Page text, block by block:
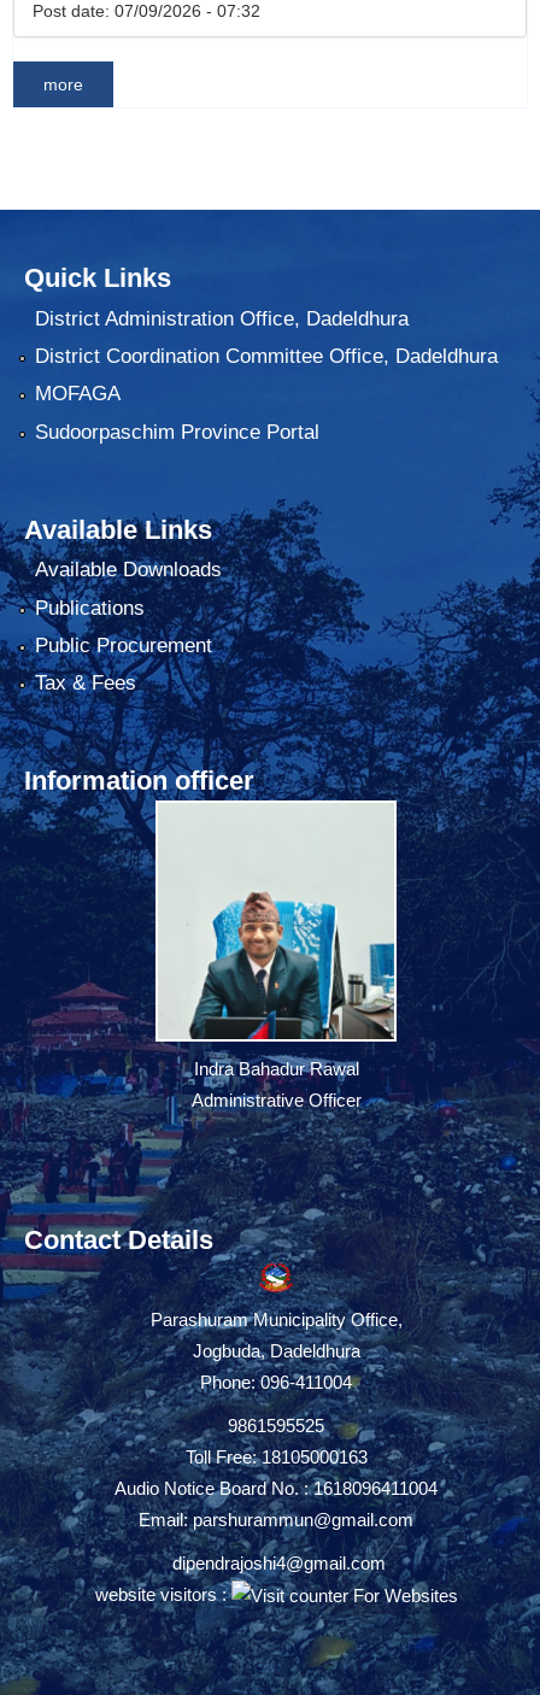
Post date: 07/09/2026 - 07:32
more
Quick Links
District Administration Office, Dadeldhura
District Coordination Committee Office, Dadeldhura
MOFAGA
Sudoorpaschim Province Portal
Available Links
Available Downloads
Publications
Public Procurement
Tax & Fees
Information officer
Indra Bahadur Rawal
Administrative Officer
Contact Details
Parashuram Municipality Office,
Jogbuda, Dadeldhura
Phone: 096-411004
9861595525
Toll Free: 18105000163
Audio Notice Board No. : 1618096411004
Email:parshurammun@gmail.com
dipendrajoshi4@gmail.com
website visitors :